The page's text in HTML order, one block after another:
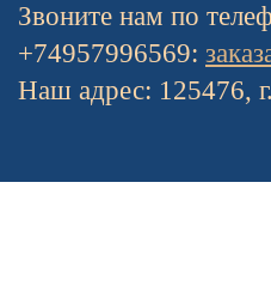
Звоните нам по
+74957996569:
Наш адрес: 125476,